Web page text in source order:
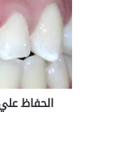
ف
ا
ظ
ع
ل
ي
الحفاظ